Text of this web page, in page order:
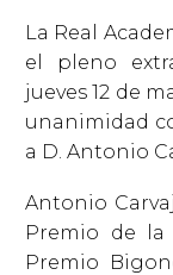
La Real
el pleno
jueves 12 de
unanimidad
a D. Antonio
Antonio
Premio de la
Premio